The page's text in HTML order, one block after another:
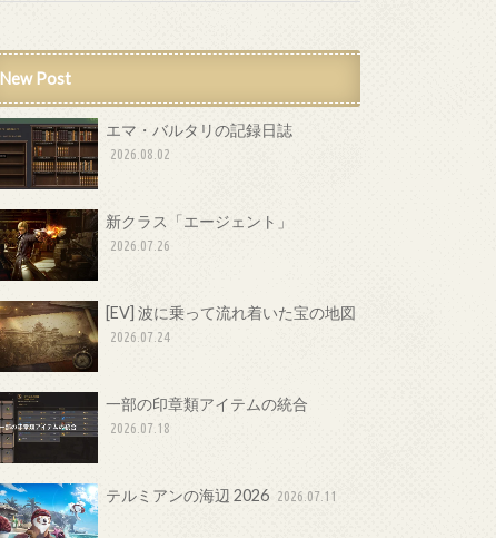
New Post
エマ・バルタリの記録日誌
2026.08.02
新クラス「エージェント」
2026.07.26
[EV] 波に乗って流れ着いた宝の地図
2026.07.24
一部の印章類アイテムの統合
2026.07.18
テルミアンの海辺 2026 2026.07.11